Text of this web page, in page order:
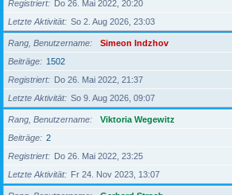
Registriert
Do 26. Mai 2022, 20:20
Letzte Aktivität
So 2. Aug 2026, 23:03
Rang, Benutzername
Simeon Indzhov
Beiträge
1502
Registriert
Do 26. Mai 2022, 21:37
Letzte Aktivität
So 9. Aug 2026, 09:07
Rang, Benutzername
Viktoria Wegewitz
Beiträge
2
Registriert
Do 26. Mai 2022, 23:25
Letzte Aktivität
Fr 24. Nov 2023, 13:07